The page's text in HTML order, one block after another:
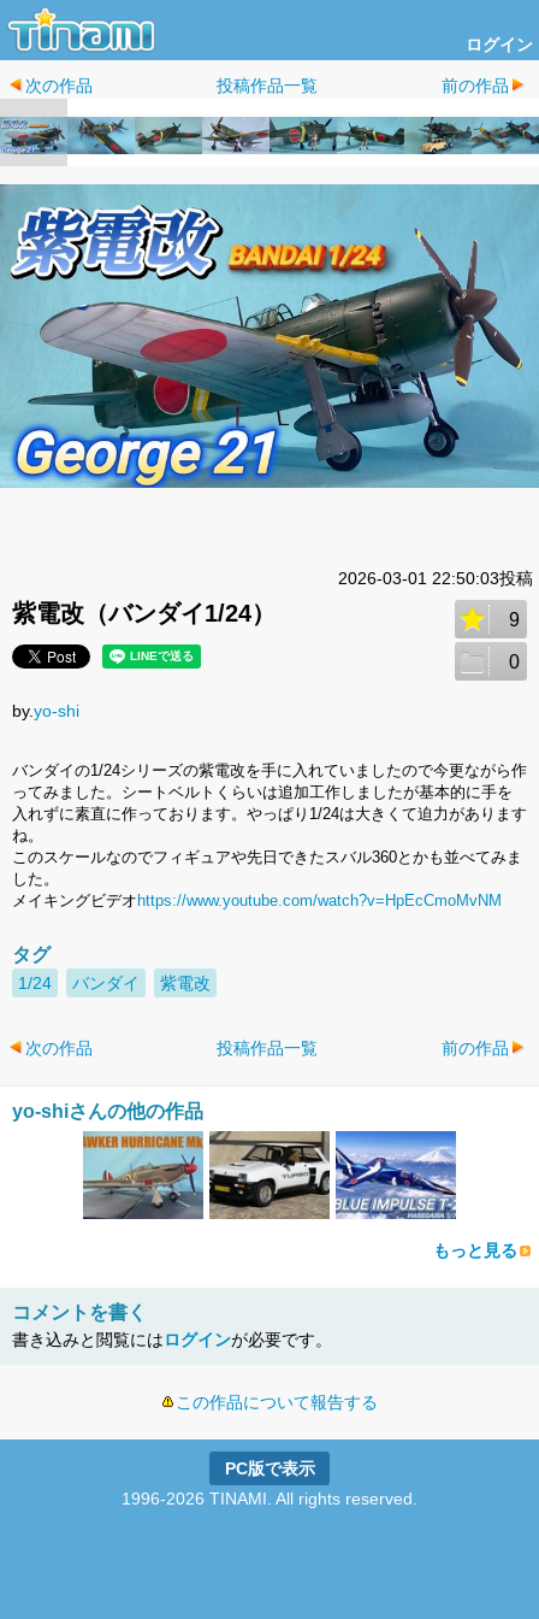
ログイン
次の作品 投稿作品一覧 前の作品
2026-03-01 22:50:03投稿
紫電改（バンダイ1/24） 9
0
by.yo-shi
バンダイの1/24シリーズの紫電改を手に入れていましたので今更ながら作
ってみました。シートベルトくらいは追加工作しましたが基本的に手を
入れずに素直に作っております。やっぱり1/24は大きくて迫力があります
ね。
このスケールなのでフィギュアや先日できたスバル360とかも並べてみま
した。
メイキングビデオ https://www.youtube.com/watch?v=HpEcCmoMvNM
タグ
1/24 バンダイ 紫電改
次の作品 投稿作品一覧 前の作品
yo-shiさんの他の作品
もっと見る
コメントを書く
書き込みと閲覧にはログインが必要です。
この作品について報告する
PC版で表示
1996-2026 TINAMI. All rights reserved.